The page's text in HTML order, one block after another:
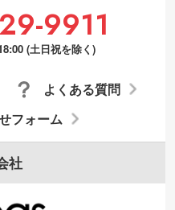
9911
(土日祝を除く)
フォーム
よくある質問
社